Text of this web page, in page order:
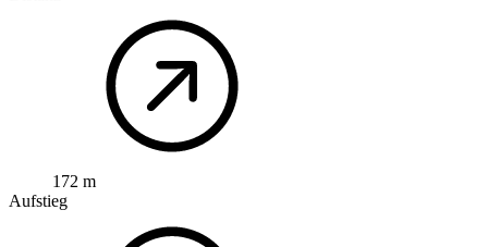
172 m
Aufstieg